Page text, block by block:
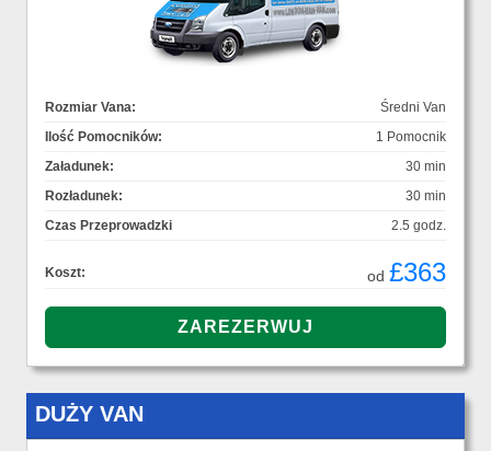
Rozmiar Vana:
Średni Van
Ilość Pomocników:
1 Pomocnik
Załadunek:
30 min
Rozładunek:
30 min
Czas Przeprowadzki
2.5 godz.
Koszt: od £363
DUŻY VAN